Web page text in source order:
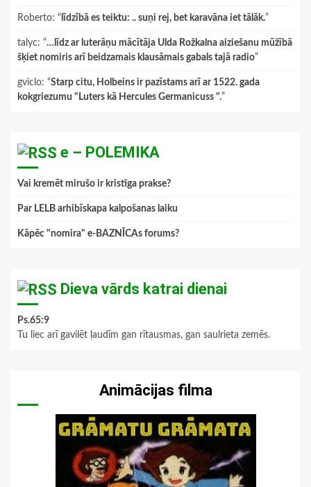
Roberto: “ līdzībā es teiktu: .. suņi rej, bet karavāna iet tālāk.”
talyc: “…līdz ar luterāņu mācītāja Ulda Rožkalna aiziešanu mūžībā
šķiet nomiris arī beidzamais klausāmais gabals tajā radio”
gviclo: “Starp citu, Holbeins ir pazīstams arī ar 1522. gada
kokgriezumu "Luters kā Hercules Germanicuss ".”
e – POLEMIKA
Vai kremēt mirušo ir kristīga prakse?
Par LELB arhibīskapa kalpošanas laiku
Kāpēc "nomira" e-BAZNĪCAs forums?
Dieva vārds katrai dienai
Ps.65:9
Tu liec arī gavilēt ļaudīm gan rītausmas, gan saulrieta zemēs.
Animācijas filma